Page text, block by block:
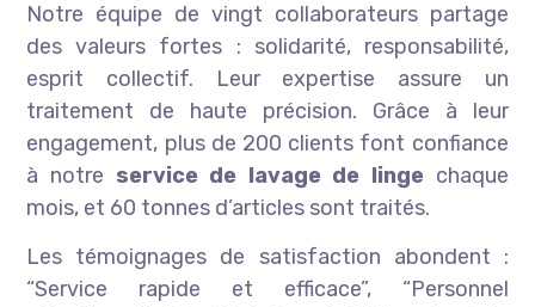
Notre équipe de vingt collaborateurs partage
des valeurs fortes : solidarité, responsabilité,
esprit collectif. Leur expertise assure un
traitement de haute précision. Grâce à leur
engagement, plus de 200 clients font confiance
à notre service de lavage de linge chaque
mois, et 60 tonnes d’articles sont traités.
Les témoignages de satisfaction abondent :
“Service rapide et efficace”, “Personnel